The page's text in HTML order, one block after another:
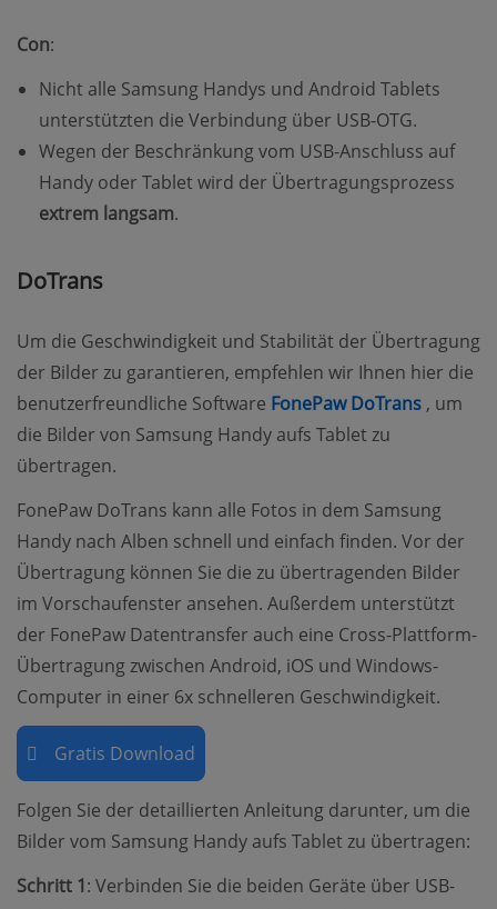
Con:
Nicht alle Samsung Handys und Android Tablets
unterstützten die Verbindung über USB-OTG.
Wegen der Beschränkung vom USB-Anschluss auf
Handy oder Tablet wird der Übertragungsprozess
extrem langsam.
DoTrans
Um die Geschwindigkeit und Stabilität der Übertragung
der Bilder zu garantieren, empfehlen wir Ihnen hier die
benutzerfreundliche Software FonePaw DoTrans (opens
, um
die Bilder von Samsung Handy aufs Tablet zu
übertragen.
FonePaw DoTrans kann alle Fotos in dem Samsung
Handy nach Alben schnell und einfach finden. Vor der
Übertragung können Sie die zu übertragenden Bilder
im Vorschaufenster ansehen. Außerdem unterstützt
der FonePaw Datentransfer auch eine Cross-Plattform-
Übertragung zwischen Android, iOS und Windows-
Computer in einer 6x schnelleren Geschwindigkeit.
Gratis Download
Folgen Sie der detaillierten Anleitung darunter, um die
Bilder vom Samsung Handy aufs Tablet zu übertragen:
Schritt 1: Verbinden Sie die beiden Geräte über USB-